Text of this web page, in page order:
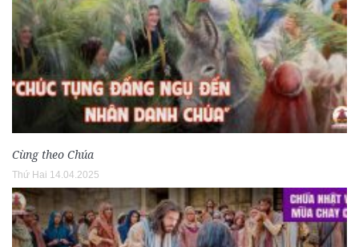
Cùng theo Chúa
Thứ Hai 14.04.2025